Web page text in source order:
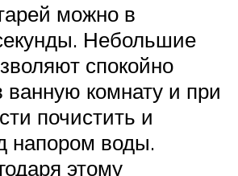
можно в
Небольшие
спокойно
ванную комнату и при
почистить и
напором воды.
этому